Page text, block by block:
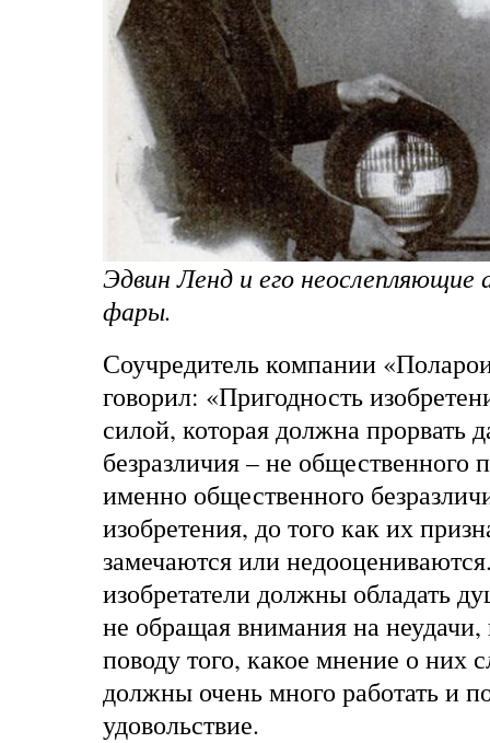
Эдвин Ленд и его неослепляющие
фары.
Соучредитель компании
говорил: «Пригодность
силой, которая должна прорвать
безразличия – не общественного
именно общественного
изобретения, до того как их
замечаются или
изобретатели должны обладать
не обращая внимания на неудачи,
поводу того, какое мнение о них
должны очень много работать и
удовольствие.